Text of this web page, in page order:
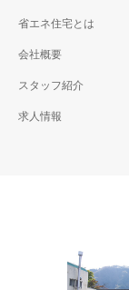
省エネ住宅とは
会社概要
スタッフ紹介
求人情報